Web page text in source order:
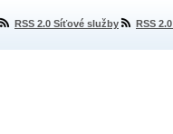
RSS 2.0 Síťové služby RSS